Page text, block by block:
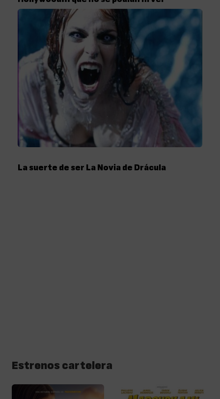
La suerte de ser La Novia de Drácula
Estrenos cartelera